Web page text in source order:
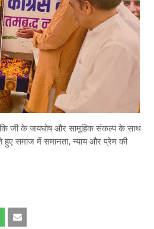
जी के जयघोष और सामूहिक संकल्प के साथ
समाज में समानता, न्याय और प्रेम की